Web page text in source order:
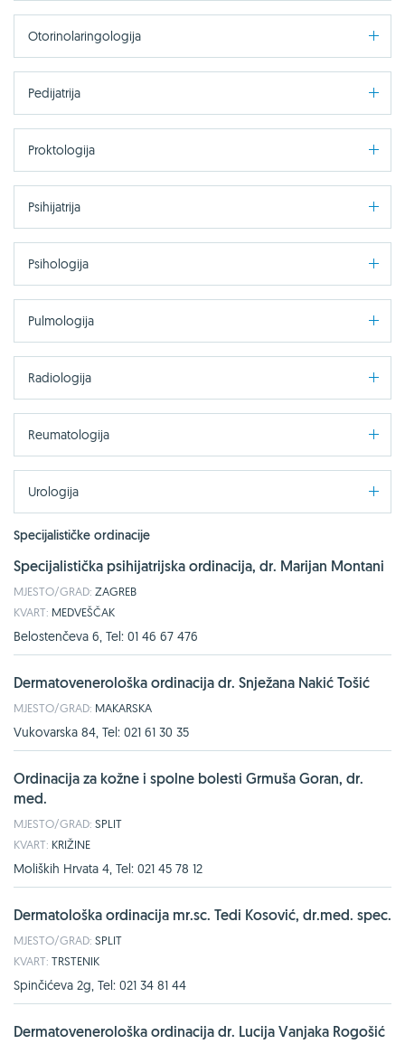
Otorinolaringologija
Pedijatrija
Proktologija
Psihijatrija
Psihologija
Pulmologija
Radiologija
Reumatologija
Urologija
Specijalističke ordinacije
Specijalistička psihijatrijska ordinacija, dr. Marijan Montani
MJESTO/GRAD: ZAGREB
KVART: MEDVEŠČAK
Belostenčeva 6, Tel: 01 46 67 476
Dermatovenerološka ordinacija dr. Snježana Nakić Tošić
MJESTO/GRAD: MAKARSKA
Vukovarska 84, Tel: 021 61 30 35
Ordinacija za kožne i spolne bolesti Grmuša Goran, dr.
med.
MJESTO/GRAD: SPLIT
KVART: KRIŽINE
Moliških Hrvata 4, Tel: 021 45 78 12
Dermatološka ordinacija mr.sc. Tedi Kosović, dr.med. spec.
MJESTO/GRAD: SPLIT
KVART: TRSTENIK
Spinčićeva 2g, Tel: 021 34 81 44
Dermatovenerološka ordinacija dr. Lucija Vanjaka Rogošić